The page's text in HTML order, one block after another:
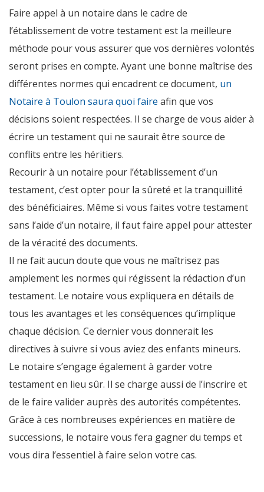
Faire appel à un notaire dans le cadre de
l’établissement de votre testament est la meilleure
méthode pour vous assurer que vos dernières volontés
seront prises en compte. Ayant une bonne maîtrise des
différentes normes qui encadrent ce document, un
Notaire à Toulon saura quoi faire afin que vos
décisions soient respectées. Il se charge de vous aider à
écrire un testament qui ne saurait être source de
conflits entre les héritiers.
Recourir à un notaire pour l’établissement d’un
testament, c’est opter pour la sûreté et la tranquillité
des bénéficiaires. Même si vous faites votre testament
sans l’aide d’un notaire, il faut faire appel pour attester
de la véracité des documents.
Il ne fait aucun doute que vous ne maîtrisez pas
amplement les normes qui régissent la rédaction d’un
testament. Le notaire vous expliquera en détails de
tous les avantages et les conséquences qu’implique
chaque décision. Ce dernier vous donnerait les
directives à suivre si vous aviez des enfants mineurs.
Le notaire s’engage également à garder votre
testament en lieu sûr. Il se charge aussi de l’inscrire et
de le faire valider auprès des autorités compétentes.
Grâce à ces nombreuses expériences en matière de
successions, le notaire vous fera gagner du temps et
vous dira l’essentiel à faire selon votre cas.